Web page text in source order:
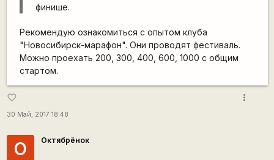
финише.
Рекомендую ознакомиться с опытом клуба
"Новосибирск-марафон". Они проводят фестиваль.
Можно проехать 200, 300, 400, 600, 1000 с общим
стартом.
favorite_border
30 Май, 2017 18:48
more_vert
О Октябрёнок